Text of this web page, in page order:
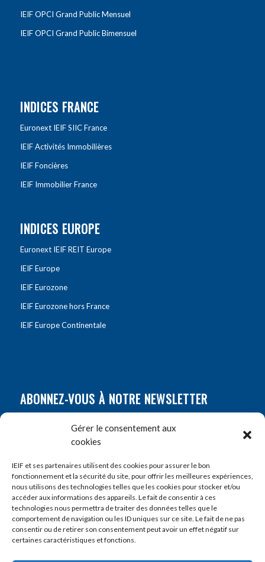
Gérer le consentement aux
cookies
IEIF et ses partenaires utilisent des cookies pour assurer le bon
fonctionnement et la sécurité du site, pour offrir les meilleures expériences,
nous utilisons des technologies telles que les cookies pour stocker et/ou
accéder aux informations des appareils. Le fait de consentir à ces
technologies nous permettra de traiter des données telles que le
comportement de navigation ou les ID uniques sur ce site. Le fait de ne pas
consentir ou de retirer son consentement peut avoir un effet négatif sur
certaines caractéristiques et fonctions.
IEIF OPCI Grand Public Mensuel
IEIF OPCI Grand Public Bimensuel
INDICES FRANCE
Euronext IEIF SIIC France
IEIF Activités Immobilières
IEIF Foncières
IEIF Immobilier France
INDICES EUROPE
Euronext IEIF REIT Europe
IEIF Europe
IEIF Eurozone
IEIF Eurozone hors France
IEIF Europe Continentale
ABONNEZ-VOUS À NOTRE NEWSLETTER
Prénom*
E-mail*